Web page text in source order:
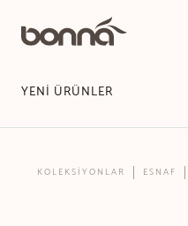
YENİ ÜRÜNLER
KOLEKSİYONLAR ESNAF